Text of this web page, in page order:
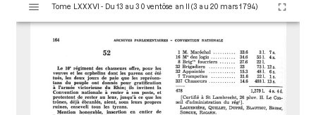
s
Tome LXXXVI - Du 13 au 30 ventôse an II (3 au 20 mars 1794)